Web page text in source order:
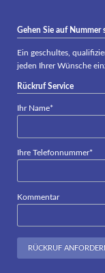
Gehen Sie auf Nummer
Ein geschultes,
jeden Ihrer Wünsche
Rückruf Service
Pflichtfeld
Ihr Name*
Pflichtfeld
Ihre Telefonnummer*
Kommentar
RÜCKRUF